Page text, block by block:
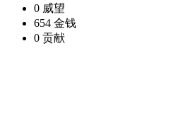
0 威望
654 金钱
0 贡献